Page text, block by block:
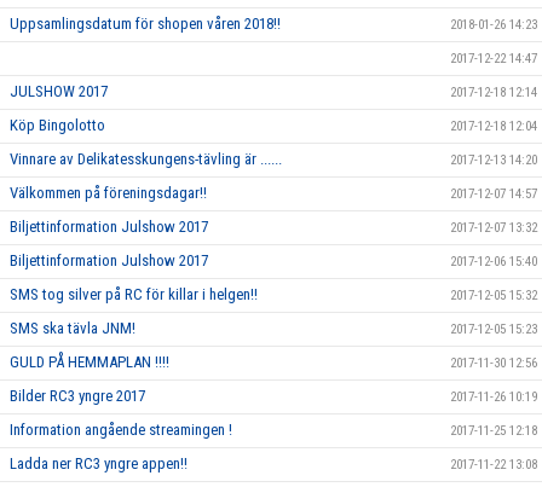
Uppsamlingsdatum för shopen våren 2018!! 2018-01-26 14:23
2017-12-22 14:47
JULSHOW 2017 2017-12-18 12:14
Köp Bingolotto 2017-12-18 12:04
Vinnare av Delikatesskungens-tävling är ...... 2017-12-13 14:20
Välkommen på föreningsdagar!! 2017-12-07 14:57
Biljettinformation Julshow 2017 2017-12-07 13:32
Biljettinformation Julshow 2017 2017-12-06 15:40
SMS tog silver på RC för killar i helgen!! 2017-12-05 15:32
SMS ska tävla JNM! 2017-12-05 15:23
GULD PÅ HEMMAPLAN !!!! 2017-11-30 12:56
Bilder RC3 yngre 2017 2017-11-26 10:19
Information angående streamingen ! 2017-11-25 12:18
Ladda ner RC3 yngre appen!! 2017-11-22 13:08